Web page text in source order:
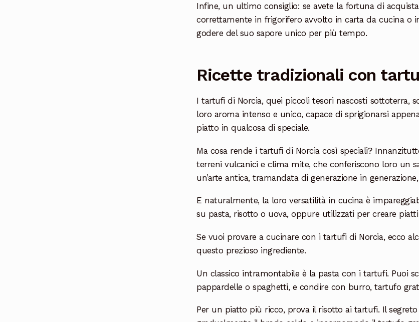
Infine, un ultimo consiglio: se avete la fortuna di
correttamente in frigorifero avvolto in carta da cucina
godere del suo sapore unico per più tempo.
Ricette tradizionali con
I tartufi di Norcia, quei piccoli tesori nascosti sottoterra,
loro aroma intenso e unico, capace di sprigionarsi
piatto in qualcosa di speciale.
Ma cosa rende i tartufi di Norcia così speciali?
terreni vulcanici e clima mite, che conferiscono loro un
un’arte antica, tramandata di generazione in
E naturalmente, la loro versatilità in cucina è
su pasta, risotto o uova, oppure utilizzati per creare
Se vuoi provare a cucinare con i tartufi di Norcia, ecco
questo prezioso ingrediente.
Un classico intramontabile è la pasta con i tartufi. Puoi
pappardelle o spaghetti, e condire con burro, tartufo
Per un piatto più ricco, prova il risotto ai tartufi. Il